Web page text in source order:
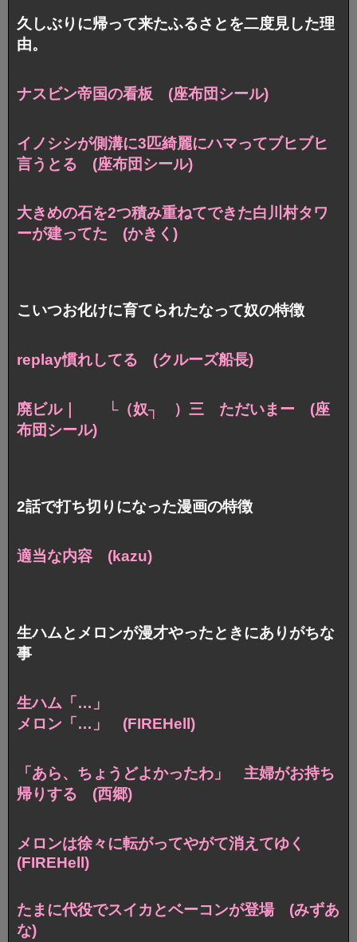
久しぶりに帰って来たふるさとを二度見した理
由。
ナスビン帝国の看板 (座布団シール)
イノシシが側溝に3匹綺麗にハマってブヒブヒ
言うとる (座布団シール)
大きめの石を2つ積み重ねてできた白川村タワ
ーが建ってた (かきく)
こいつお化けに育てられたなって奴の特徴
replay慣れしてる (クルーズ船長)
廃ビル｜ └（奴┐ ）三 ただいまー (座
布団シール)
2話で打ち切りになった漫画の特徴
適当な内容 (kazu)
生ハムとメロンが漫才やったときにありがちな
事
生ハム「…」
メロン「…」 (FIREHell)
「あら、ちょうどよかったわ」 主婦がお持ち
帰りする (西郷)
メロンは徐々に転がってやがて消えてゆく
(FIREHell)
たまに代役でスイカとベーコンが登場 (みずあ
な)